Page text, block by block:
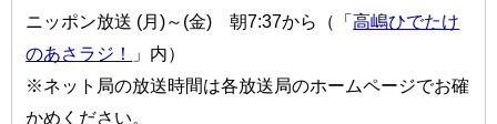
ニッポン放送 (月)～(金) 朝7:37から（「高嶋ひでたけ
のあさラジ！
」内）
※ネット局の放送時間は各放送局のホームページでお確
かめください。